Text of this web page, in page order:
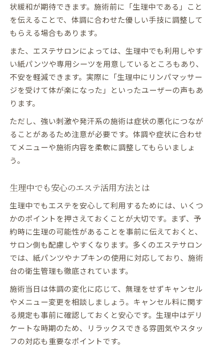
状緩和が期待できます。施術前に「生理中である」こと
を伝えることで、体調に合わせた優しい手技に調整して
もらえる場合もあります。
また、エステサロンによっては、生理中でも利用しやす
い紙パンツや専用シーツを用意しているところもあり、
不安を軽減できます。実際に「生理中にリンパマッサー
ジを受けて体が楽になった」といったユーザーの声もあ
ります。
ただし、強い刺激や発汗系の施術は症状の悪化につなが
ることがあるため注意が必要です。体調や症状に合わせ
てメニューや施術内容を柔軟に調整してもらいましょ
う。
生理中でも安心のエステ活用方法とは
生理中でもエステを安心して利用するためには、いくつ
かのポイントを押さえておくことが大切です。まず、予
約時に生理の可能性があることを事前に伝えておくと、
サロン側も配慮しやすくなります。多くのエステサロン
では、紙パンツやナプキンの使用に対応しており、施術
台の衛生管理も徹底されています。
施術当日は体調の変化に応じて、無理をせずキャンセル
やメニュー変更を相談しましょう。キャンセル料に関す
る規定も事前に確認しておくと安心です。生理中はデリ
ケートな時期のため、リラックスできる雰囲気やスタッ
フの対応も重要なポイントです。